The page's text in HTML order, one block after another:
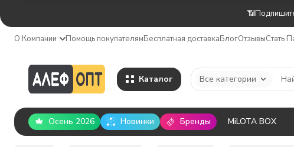
О Компании Помощь покупателямБесплатная доставкаБлогОтзывыСтать
Каталог Все категории
Осень 2026 Новинки Бренды MiLOTA BOX